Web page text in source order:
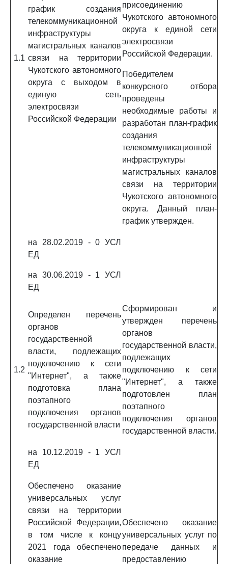
1.1
график создания
телекоммуникационной
инфраструктуры
магистральных каналов
связи на территории
Чукотского автономного
округа с выходом в
единую сеть
электросвязи
Российской Федерации
присоединению
Чукотского автономного
округа к единой сети
электросвязи
Российской Федерации.
Победителем
конкурсного отбора
проведены
необходимые работы и
разработан план-график
создания
телекоммуникационной
инфраструктуры
магистральных каналов
связи на территории
Чукотского автономного
округа. Данный план-
график утвержден.
на 28.02.2019 - 0 УСЛ
ЕД
на 30.06.2019 - 1 УСЛ
ЕД
1.2
Определен перечень
органов
государственной
власти, подлежащих
подключению к сети
"Интернет", а также
подготовка плана
поэтапного
подключения органов
государственной власти
Сформирован и
утвержден перечень
органов
государственной власти,
подлежащих
подключению к сети
"Интернет", а также
подготовлен план
поэтапного
подключения органов
государственной власти.
на 10.12.2019 - 1 УСЛ
ЕД
Обеспечено оказание
универсальных услуг
связи на территории
Российской Федерации,
в том числе к концу
2021 года обеспечено
оказание
Обеспечено оказание
универсальных услуг по
передаче данных и
предоставлению